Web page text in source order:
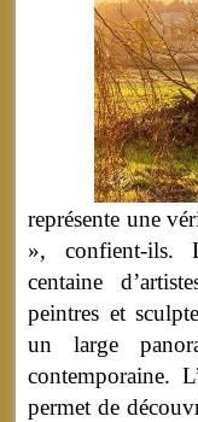
représente une
», confient-ils.
centaine
peintres et
un large
contemporaine.
permet de